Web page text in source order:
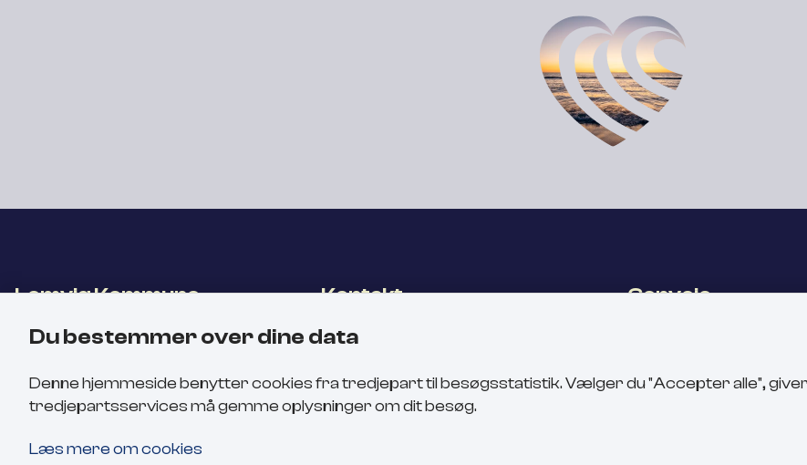
Lemvig Kommune
Rådhusgade 2
Kontakt
Bosætningskonsulent,
+452545 2868
Send en mail
Genveje
Du bestemmer over dine data
Denne hjemmeside benytter cookies fra tredjepart til besøgsstatistik. Vælger du "Accepter alle",
tredjepartsservices må gemme oplysninger om dit besøg.
Læs mere om cookies